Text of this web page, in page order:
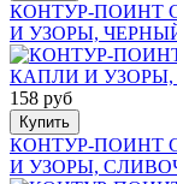
КОНТУР-ПОИНТ
И УЗОРЫ,
158 руб
Купить
КОНТУР-ПОИНТ
И УЗОРЫ,